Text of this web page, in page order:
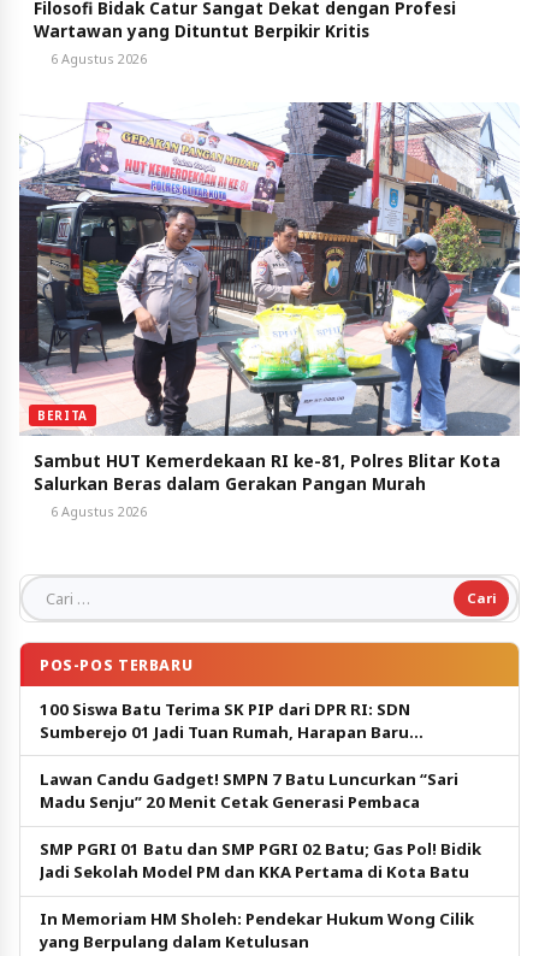
Filosofi Bidak Catur Sangat Dekat dengan Profesi
Wartawan yang Dituntut Berpikir Kritis
6 Agustus 2026
BERITA
Sambut HUT Kemerdekaan RI ke-81, Polres Blitar Kota
Salurkan Beras dalam Gerakan Pangan Murah
6 Agustus 2026
Cari untuk:
POS-POS TERBARU
100 Siswa Batu Terima SK PIP dari DPR RI: SDN
Sumberejo 01 Jadi Tuan Rumah, Harapan Baru
Pendidikan Gratis
Lawan Candu Gadget! SMPN 7 Batu Luncurkan “Sari
Madu Senju” 20 Menit Cetak Generasi Pembaca
SMP PGRI 01 Batu dan SMP PGRI 02 Batu; Gas Pol! Bidik
Jadi Sekolah Model PM dan KKA Pertama di Kota Batu
In Memoriam HM Sholeh: Pendekar Hukum Wong Cilik
yang Berpulang dalam Ketulusan